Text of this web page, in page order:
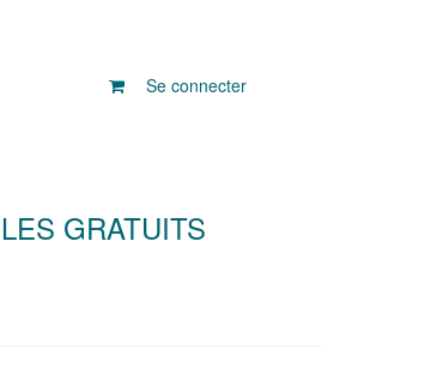
Se connecter
LES GRATUITS